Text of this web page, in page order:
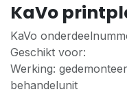
KaVo
KaVo
Geschikt voor:
Werking:
behandelunit